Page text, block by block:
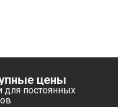
цены
для постоянных